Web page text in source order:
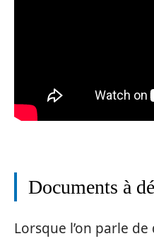
Documents à
Lorsque l’on parle